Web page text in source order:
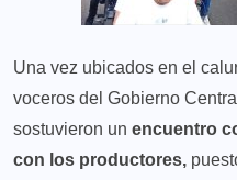
Una vez ubicados en el
voceros del Gobierno
sostuvieron un encuentro
con los productores,